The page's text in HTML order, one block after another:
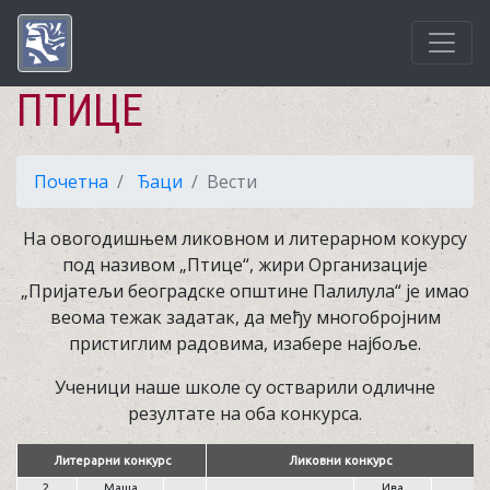
ПТИЦЕ
Почетна Ђаци Вести
На овогодишњем ликовном и литерарном кокурсу
под називом „Птице“, жири Организације
„Пријатељи београдске општине Палилула“ је имао
веома тежак задатак, да међу многобројним
пристиглим радовима, изабере најбоље.
Ученици наше школе су остварили одличне
резултате на оба конкурса.
Литерарни конкурс Ликовни конкурс